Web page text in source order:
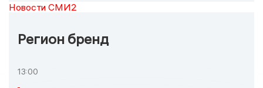
Новости СМИ2
Регион бренд
13:00